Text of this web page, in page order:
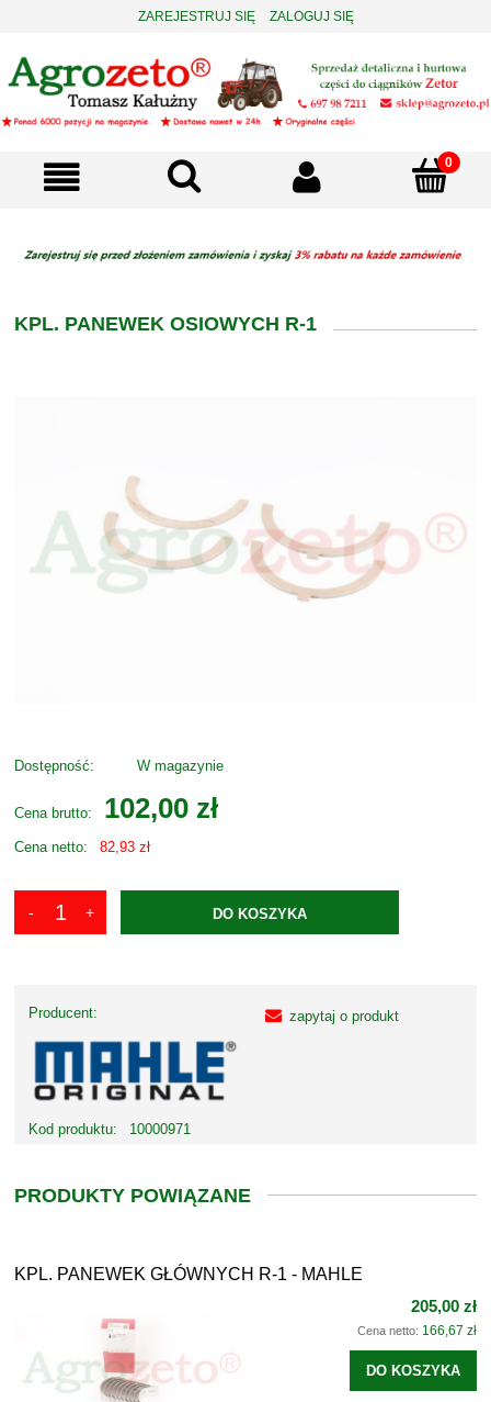
ZAREJESTRUJ SIĘ ZALOGUJ SIĘ
KPL. PANEWEK OSIOWYCH R-1
Dostępność: W magazynie
Cena brutto: 102,00 zł
Cena netto: 82,93 zł
DO KOSZYKA
Producent:
Kod produktu: 10000971
zapytaj o produkt
PRODUKTY POWIĄZANE
KPL. PANEWEK GŁÓWNYCH R-1 - MAHLE
205,00 zł
Cena netto: 166,67 zł
DO KOSZYKA